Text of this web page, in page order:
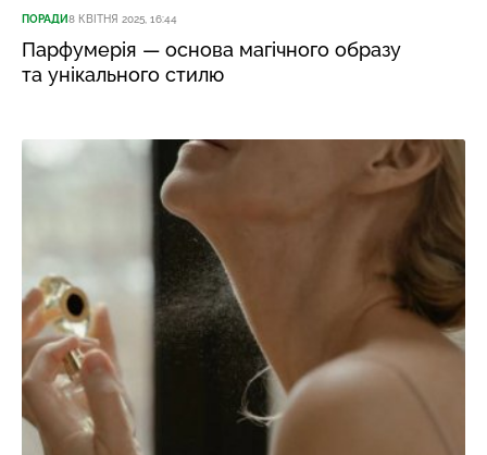
ПОРАДИ8 КВІТНЯ 2025, 16:44
Парфумерія — основа магічного образу
та унікального стилю